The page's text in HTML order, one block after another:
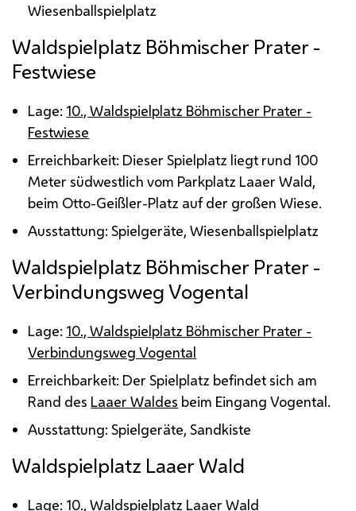
Wiesenballspielplatz
Waldspielplatz Böhmischer Prater -
Festwiese
Lage: 10., Waldspielplatz Böhmischer Prater -
Festwiese
Erreichbarkeit: Dieser Spielplatz liegt rund 100
Meter südwestlich vom Parkplatz Laaer Wald,
beim Otto-Geißler-Platz auf der großen Wiese.
Ausstattung: Spielgeräte, Wiesenballspielplatz
Waldspielplatz Böhmischer Prater -
Verbindungsweg Vogental
Lage: 10., Waldspielplatz Böhmischer Prater -
Verbindungsweg Vogental
Erreichbarkeit: Der Spielplatz befindet sich am
Rand des Laaer Waldes beim Eingang Vogental.
Ausstattung: Spielgeräte, Sandkiste
Waldspielplatz Laaer Wald
Lage: 10., Waldspielplatz Laaer Wald